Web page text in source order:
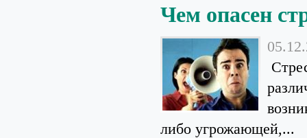
Чем опасен
либо угрожающей,...